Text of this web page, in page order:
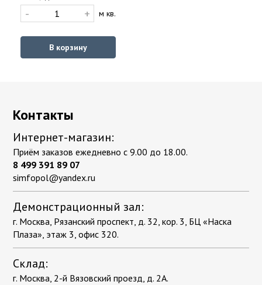
- + м кв.
В корзину
Контакты
Интернет-магазин:
Приём заказов ежедневно с 9.00 до 18.00.
8 499 391 89 07
simfopol@yandex.ru
Демонстрационный зал:
г. Москва, Рязанский проспект, д. 32, кор. 3, БЦ «Наска
Плаза», этаж 3, офис 320.
Склад:
г. Москва, 2-й Вязовский проезд, д. 2А.